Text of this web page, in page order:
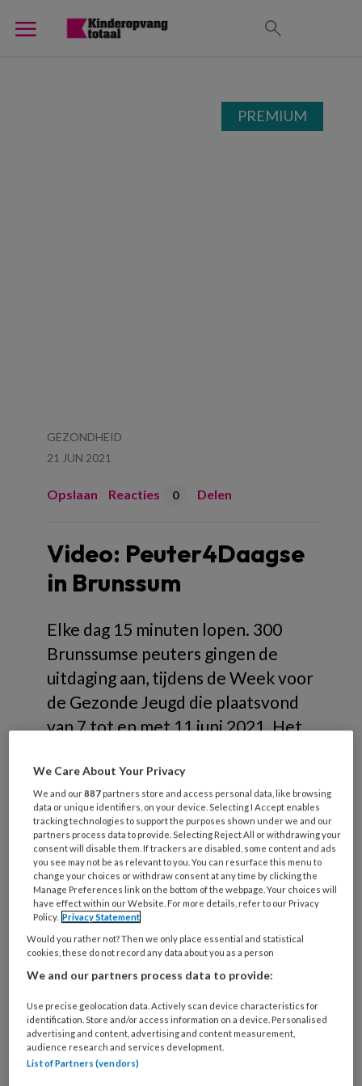
PREMIUM
GEZONDHEID
21 JUN 2021
Opslaan Reacties 0 Delen
Video: Peuter4Daagse
in Brunssum
Elke dag 15 minuten lopen. 300
Brunssumse peuters gingen de
uitdaging aan, tijdens de Week voor
de Gezonde Jeugd die plaatsvond
van 7 tot en met 11 juni 2021. Het
bewegen laten ontdekken. En dat
leverde deze leuke video op.
In
REGISTREREN
Wil je dit artikel lezen?
artikelen gratis per maand
Al een account of abonnement?
We Care About Your Privacy
We and our887 partners store and access personal data, like browsing
data or unique identifiers, on your device. Selecting I Accept enables
tracking technologies to support the purposes shown under we and our
partners process data to provide. Selecting Reject All or withdrawing your
consent will disable them. If trackers are disabled, some content and ads
you see may not be as relevant to you. You can resurface this menu to
change your choices or withdraw consent at any time by clicking the
Manage Preferences link on the bottom of the webpage. Your choices will
have effect within our Website. For more details, refer to our Privacy
Policy. Privacy Statement
Would you rather not? Then we only place essential and statistical
cookies, these do not record any data about you as a person
We and our partners process data to provide:
Use precise geolocation data. Actively scan device characteristics for
identification. Store and/or access information on a device. Personalised
advertising and content, advertising and content measurement,
audience research and services development.
List of Partners (vendors)